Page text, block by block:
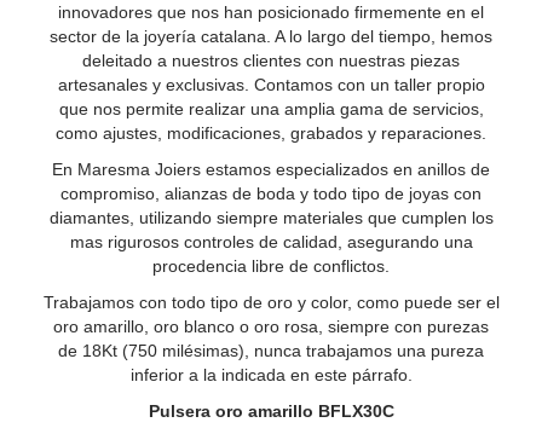
innovadores que nos han posicionado firmemente en el
sector de la joyería catalana. A lo largo del tiempo, hemos
deleitado a nuestros clientes con nuestras piezas
artesanales y exclusivas. Contamos con un taller propio
que nos permite realizar una amplia gama de servicios,
como ajustes, modificaciones, grabados y reparaciones.
En Maresma Joiers estamos especializados en anillos de
compromiso, alianzas de boda y todo tipo de joyas con
diamantes, utilizando siempre materiales que cumplen los
mas rigurosos controles de calidad, asegurando una
procedencia libre de conflictos.
Trabajamos con todo tipo de oro y color, como puede ser el
oro amarillo, oro blanco o oro rosa, siempre con purezas
de 18Kt (750 milésimas), nunca trabajamos una pureza
inferior a la indicada en este párrafo.
Pulsera oro amarillo BFLX30C